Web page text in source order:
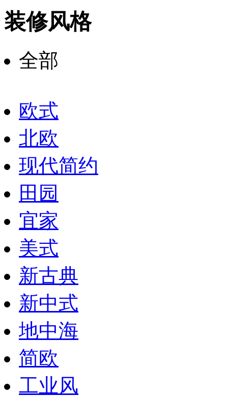
装修风格
全部
欧式
北欧
现代简约
田园
宜家
美式
新古典
新中式
地中海
简欧
工业风